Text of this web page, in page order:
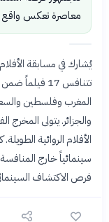
معاصرة تعكس واقع
تتنافس 17
المغرب وفلسطين
والجزائر. يتولى
سينمائياً خارج
فرص الاكتشاف